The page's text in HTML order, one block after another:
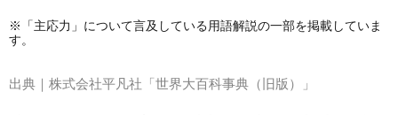
※「主応力」について言及している用語解説の一部を掲載していま
す。
出典｜ 株式会社平凡社「世界大百科事典（旧版）」